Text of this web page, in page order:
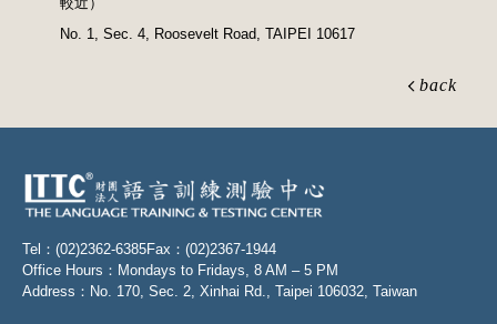
No. 1, Sec. 4, Roosevelt Road, TAIPEI 10617
back
Tel：(02)2362-6385Fax：(02)2367-1944
Office Hours：Mondays to Fridays, 8 AM – 5 PM
Address：No. 170, Sec. 2, Xinhai Rd., Taipei 106032, Taiwan